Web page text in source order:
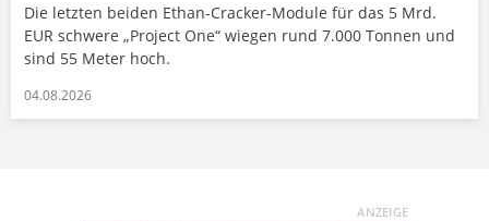
Die letzten beiden Ethan-Cracker-Module für das 5 Mrd.
EUR schwere „Project One“ wiegen rund 7.000 Tonnen und
sind 55 Meter hoch.
04.08.2026
ANZEIGE